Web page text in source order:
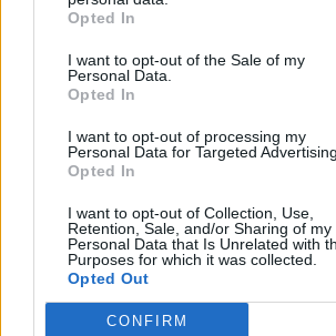
Opted In
I want to opt-out of the Sale of my
Personal Data.
Opted In
I want to opt-out of processing my
Personal Data for Targeted Advertising.
Opted In
I want to opt-out of Collection, Use,
Retention, Sale, and/or Sharing of my
Personal Data that Is Unrelated with
Purposes for which it was collected.
Opted Out
CONFIRM
En total son siete Grand
Krejcikova, uno junto aCori Gauff
Taylor Townsend . Sin contar,
citamos, el dobles mixto que
2025 junto aSam Verbeek